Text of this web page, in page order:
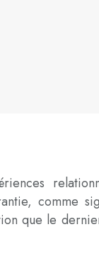
comme
que le